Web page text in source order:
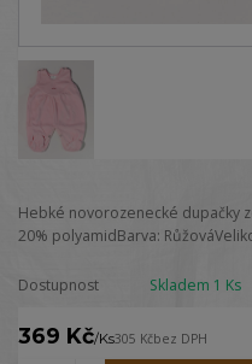
Hebké novorozenecké dupačky
20% polyamidBarva:
Dostupnost Skladem 1 Ks
369 Kč/Ks305 Kčbez DPH